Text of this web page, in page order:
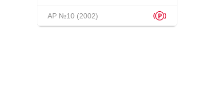
АР №10 (2002) p